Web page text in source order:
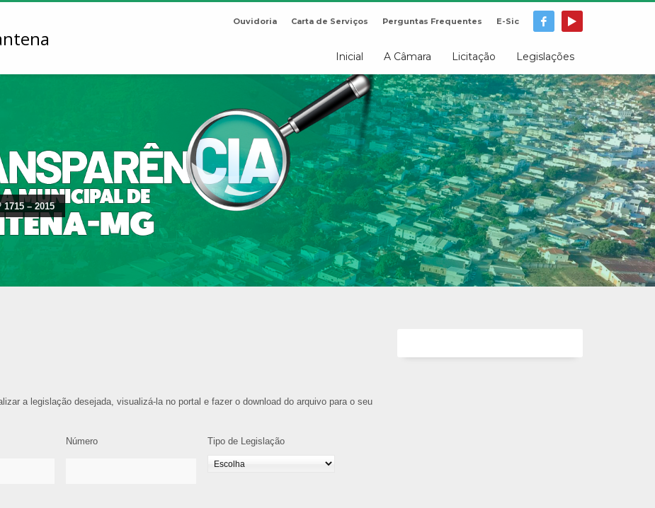
Ouvidoria Carta de Serviços Perguntas Frequentes E-Sic
Inicial A Câmara Licitação Legislações
1715 – 2015
a legislação desejada, visualizá-la no portal e fazer o download do arquivo para o seu
Número Tipo de Legislação